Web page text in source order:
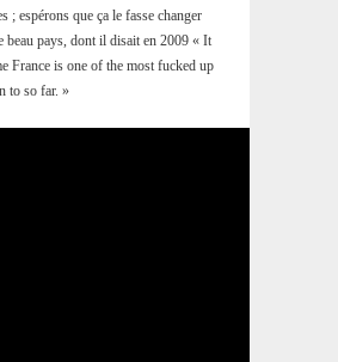
; espérons que ça le fasse changer
beau pays, dont il disait en 2009 « It
France is one of the most fucked up
to so far. »